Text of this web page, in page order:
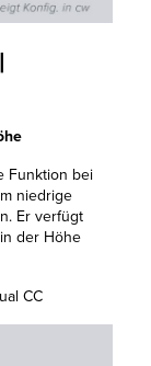
Funktion bei
niedrige
Er verfügt
der Höhe
CC